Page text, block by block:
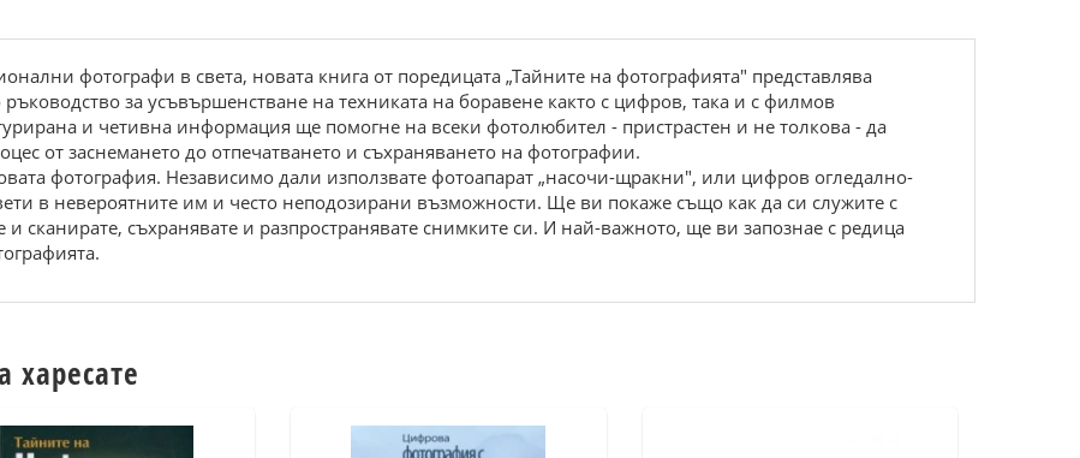
фотографи в света, новата книга от поредицата „Тайните на фотографията" представлява
за усъвършенстване на техниката на боравене както с цифров, така и с филмов
и четивна информация ще помогне на всеки фотолюбител - пристрастен и не толкова - да
от заснемането до отпечатването и съхраняването на фотографии.
фотография. Независимо дали използвате фотоапарат „насочи-щракни", или цифров огледално-
в невероятните им и често неподозирани възможности. Ще ви покаже също как да си служите с
и сканирате, съхранявате и разпространявате снимките си. И най-важното, ще ви запознае с редица